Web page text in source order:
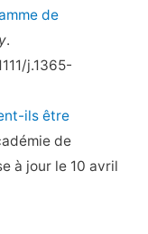
de
.
j.1365-
ils être
de
à jour le 10 avril